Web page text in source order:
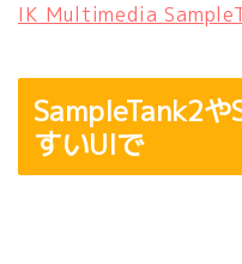
IK Multimedia
SampleTank2
すいUIで